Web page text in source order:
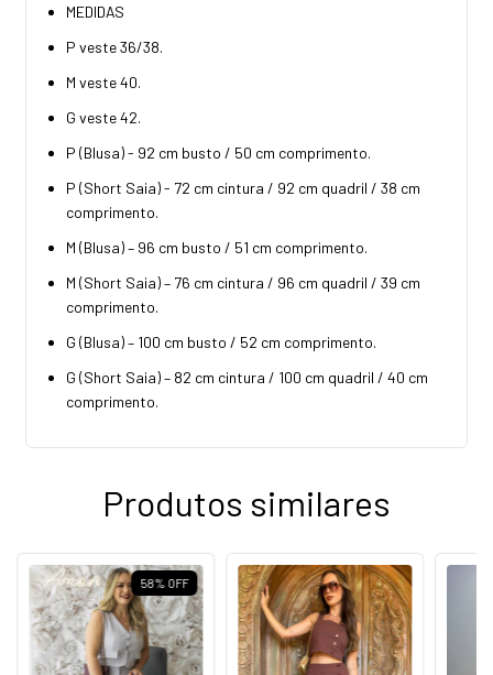
MEDIDAS
P veste 36/38.
M veste 40.
G veste 42.
P (Blusa) - 92 cm busto / 50 cm comprimento.
P (Short Saia) - 72 cm cintura / 92 cm quadril / 38 cm
comprimento.
M (Blusa) – 96 cm busto / 51 cm comprimento.
M (Short Saia) – 76 cm cintura / 96 cm quadril / 39 cm
comprimento.
G (Blusa) – 100 cm busto / 52 cm comprimento.
G (Short Saia) – 82 cm cintura / 100 cm quadril / 40 cm
comprimento.
Produtos similares
58% OFF